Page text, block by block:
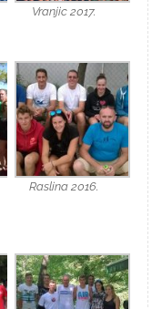
Vranjic 2017.
Raslina 2016.